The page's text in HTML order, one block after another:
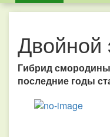
Гибрид смородины
последние годы